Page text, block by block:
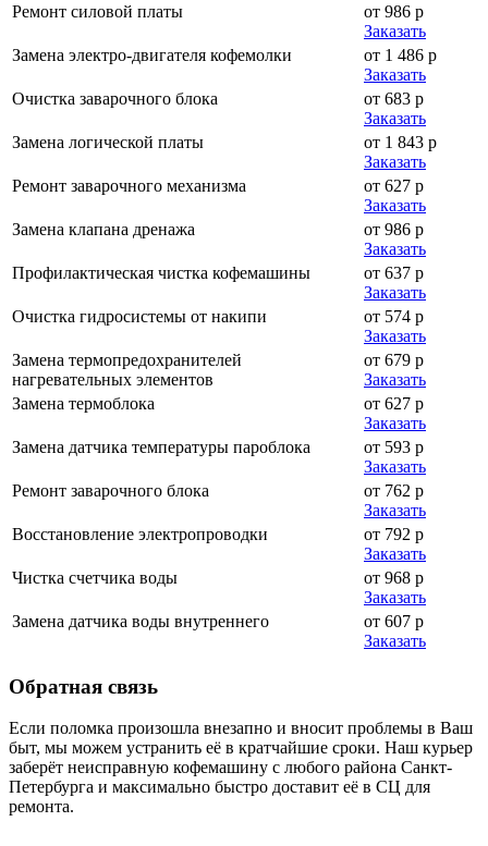
Ремонт силовой платы
от 986 р
Заказать
Замена электро-двигателя кофемолки
от 1 486 р
Заказать
Очистка заварочного блока
от 683 р
Заказать
Замена логической платы
от 1 843 р
Заказать
Ремонт заварочного механизма
от 627 р
Заказать
Замена клапана дренажа
от 986 р
Заказать
Профилактическая чистка кофемашины
от 637 р
Заказать
Очистка гидросистемы от накипи
от 574 р
Заказать
Замена термопредохранителей
нагревательных элементов
от 679 р
Заказать
Замена термоблока
от 627 р
Заказать
Замена датчика температуры пароблока
от 593 р
Заказать
Ремонт заварочного блока
от 762 р
Заказать
Восстановление электропроводки
от 792 р
Заказать
Чистка счетчика воды
от 968 р
Заказать
Замена датчика воды внутреннего
от 607 р
Заказать
Обратная связь
Если поломка произошла внезапно и вносит проблемы в Ваш
быт, мы можем устранить её в кратчайшие сроки. Наш курьер
заберёт неисправную кофемашину с любого района Санкт-
Петербурга и максимально быстро доставит её в СЦ для
ремонта.